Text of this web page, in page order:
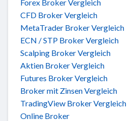
Forex Broker Vergleich
CFD Broker Vergleich
MetaTrader Broker Vergleich
ECN / STP Broker Vergleich
Scalping Broker Vergleich
Aktien Broker Vergleich
Futures Broker Vergleich
Broker mit Zinsen Vergleich
TradingView Broker Vergleich
Online Broker